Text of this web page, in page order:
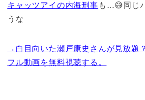
キャッツアイの内海刑事 も…😅同じ
うな
→白目向いた瀬戸康史さんが見放題
フル動画を無料視聴する。